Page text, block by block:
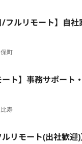
フルリモート】自
町
ト】事務サポート
寿
リモート(出社歓